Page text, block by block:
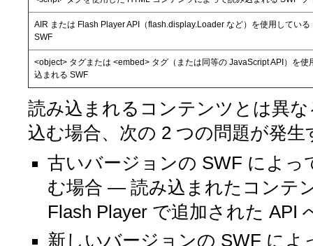
AIR または Flash Player API（flash.display.Loader など）を使用してい
SWF
<object> タグまたは <embed> タグ（または同等の JavaScript API）を
込まれる SWF
読み込まれるコンテンツとは異
込む場合、次の 2 つの問題が発
古いバージョンの SWF によ
む場合 — 読み込まれたコンテ
Flash Player で追加された API
新しいバージョンの SWF に